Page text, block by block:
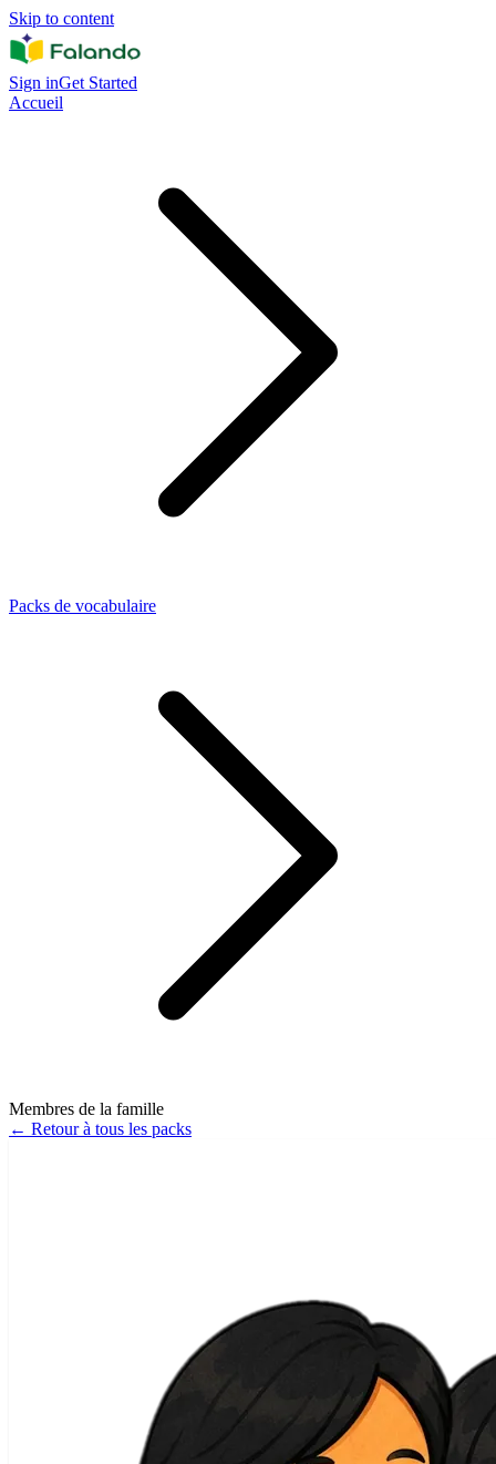
Skip to content
Sign inGet Started
Accueil
Packs de vocabulaire
Membres de la famille
← Retour à tous les packs